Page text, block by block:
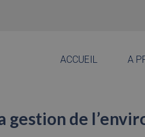
ACCUEIL A
gestion de